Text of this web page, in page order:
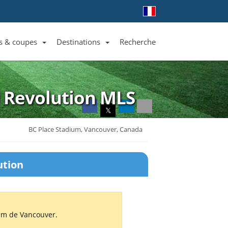
Liste des clubs et équipes
& coupes
Liste des ligues et coupes
Destinations
Toutes les destinations
Recherche
RevolutionMLS
𝕏
BC Place Stadium, Vancouver, Canada
de Vancouver.